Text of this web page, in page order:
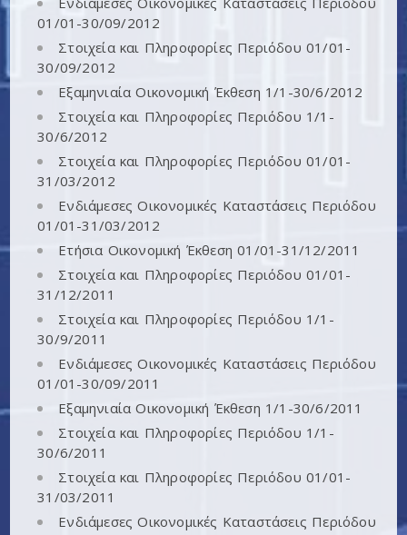
01/01-30/09/2012
Στοιχεία και Πληροφορίες Περιόδου 01/01-
30/09/2012
Εξαμηνιαία Οικονομική Έκθεση 1/1-30/6/2012
Στοιχεία και Πληροφορίες Περιόδου 1/1-
30/6/2012
Στοιχεία και Πληροφορίες Περιόδου 01/01-
31/03/2012
Ενδιάμεσες Οικονομικές Καταστάσεις Περιόδου
01/01-31/03/2012
Ετήσια Οικονομική Έκθεση 01/01-31/12/2011
Στοιχεία και Πληροφορίες Περιόδου 01/01-
31/12/2011
Στοιχεία και Πληροφορίες Περιόδου 1/1-
30/9/2011
Ενδιάμεσες Οικονομικές Καταστάσεις Περιόδου
01/01-30/09/2011
Εξαμηνιαία Οικονομική Έκθεση 1/1-30/6/2011
Στοιχεία και Πληροφορίες Περιόδου 1/1-
30/6/2011
Στοιχεία και Πληροφορίες Περιόδου 01/01-
31/03/2011
Ενδιάμεσες Οικονομικές Καταστάσεις Περιόδου